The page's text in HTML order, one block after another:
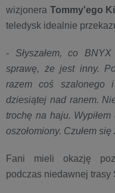
wizjonera Tommy'ego
teledysk idealnie
- Słyszałem, co
sprawę, że jest inny.
razem coś szalonego
dziesiątej nad ranem.
trochę na haju.
oszołomiony. Czułem
Fani mieli okazję
podczas niedawnej trasy